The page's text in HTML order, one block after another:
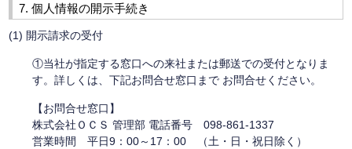
7. 個人情報の開示手続き
(1) 開示請求の受付
①当社が指定する窓口への来社または郵送での受付となりま
す。詳しくは、下記お問合せ窓口まで お問合せください。
【お問合せ窓口】
株式会社ＯＣＳ 管理部 電話番号 098-861-1337
営業時間 平日9：00～17：00 （土・日・祝日除く）